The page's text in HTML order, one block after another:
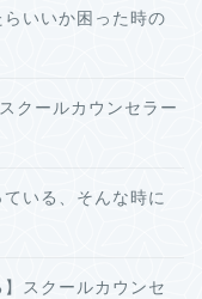
いいか困った時の
クールカウンセラー
いる、そんな時に
】スクールカウンセ